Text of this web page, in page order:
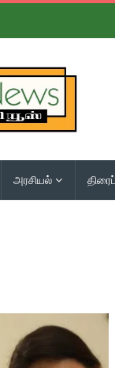
அரசியல்